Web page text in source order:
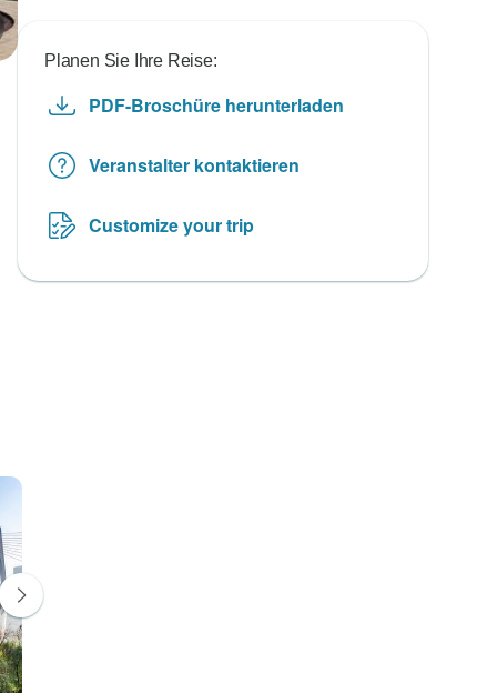
Planen Sie Ihre Reise:
PDF-Broschüre herunterladen
Veranstalter kontaktieren
Customize your trip